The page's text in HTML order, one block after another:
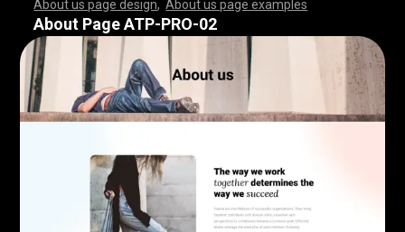
About us page design ,About us page examples
,,,,,,,,,,,,,,,,,,,,,,,, ,,,,,,,,,,,,,,,,,,,,,,,,,,,
,,,,,,,,,,,,,,,,,,,,,,,, ,,,,,,,,,,,,,,,,,,,,,,,,,,,
,,,,,,,,,,,,,,,,,,,,,,,, ,,,,,,,,,,,,,,,,,,,,,,,,,,,
,,,,,,,,,,,,,,,,,,,,,,,, ,,,,,,,,,,,,,,,,,,,,,,,,,,,
,,,,,,,,,,,,,,,,,,,,,,,, ,,,,,,,,,,,,,,,,,,,,,,,,,,,
,,,,,,,,,,,,,,,,,,,,,,,, ,,,,,,,,,,,,,,,,,,,,,,,,,,,
,,,,,,,,,,,,,,,,,,,,,,,, ,,,,,,,,,,,,,,,,,,,,,,,,,,,
,,,,,,,,,,,,,,,,,,,,,,,, ,,,,,,,,,,,,
About Page ATP-PRO-02